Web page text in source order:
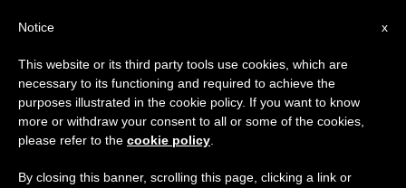
×
Aviso importante
Del 27 de julio al 7 de agosto haremos la pausa
anual, aprovechando que en el periodo de verano
se generan menos informaciones y también el
x
Notice
This website or its third party tools use cookies, which are
necessary to its functioning and required to achieve the
purposes illustrated in the cookie policy. If you want to know
more or withdraw your consent to all or some of the cookies,
please refer to the cookie policy
By closing this banner, scrolling this page, clicking a link or